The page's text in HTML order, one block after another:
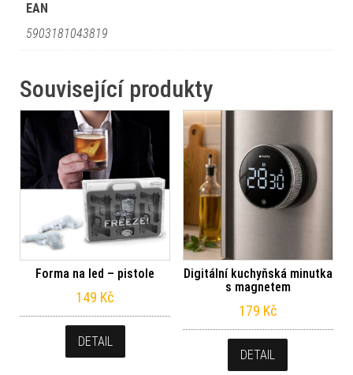
EAN
5903181043819
Související produkty
Forma na led – pistole
149 Kč
DETAIL
Digitální kuchyňská minutka
s magnetem
179 Kč
DETAIL